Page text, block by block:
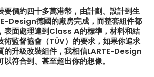
要價約四十多萬港幣，由計劃、設計到生
Design德國的廠房完成，而整套組件都
表面處理達到Class A的標準，材料和結
術監督協會（TÜV）的要求，如果你追求
的升級改裝組件，我相信LARTE-Design
符合到、甚至超出你的想像。
Jimny
】
【全球限量一部!! McLaren
650S Project Kilo升級攻